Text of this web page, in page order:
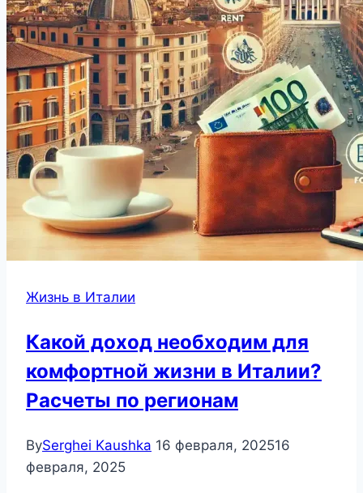
Жизнь в Италии
Какой доход необходим для
комфортной жизни в Италии?
Расчеты по регионам
BySerghei Kaushka 16 февраля, 202516
февраля, 2025